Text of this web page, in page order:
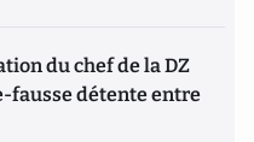
du chef de la DZ
fausse détente entre